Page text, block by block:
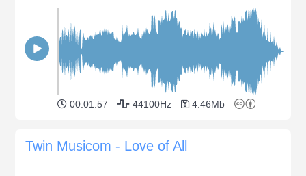
00:01:57 44100Hz 4.46Mb
Twin Musicom - Love of All